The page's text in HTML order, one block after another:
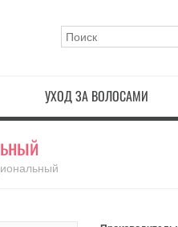
УХОД ЗА ВОЛОСАМИ